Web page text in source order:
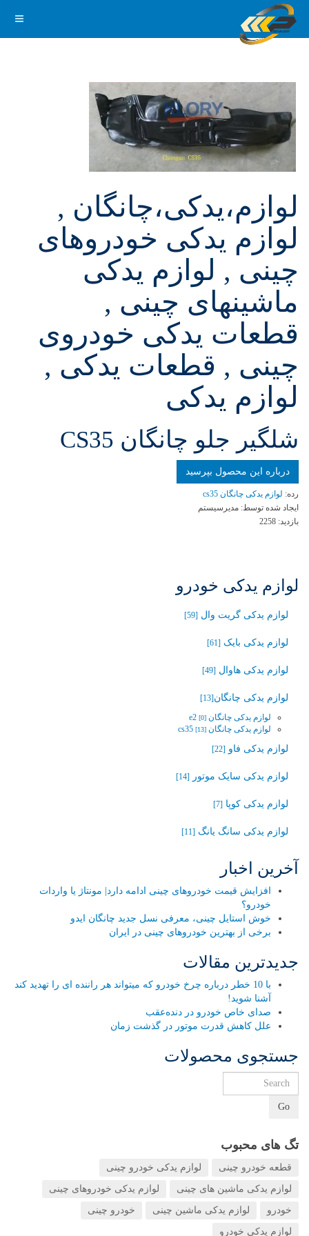
لوازم،یدکی،چانگان ,
لوازم یدکی خودروهای
چینی , لوازم یدکی
ماشینهای چینی ,
قطعات یدکی خودروی
چینی , قطعات یدکی ,
لوازم یدکی
شلگير جلو چانگان CS35
درباره این محصول بپرسید
رده: لوازم یدکی چانگان cs35
ایجاد شده توسط: مدیرسیستم
بازدید: 2258
لوازم یدکی خودرو
لوازم یدکی گریت وال [59]
لوازم یدکی بایک [61]
لوازم یدکی هاوال [49]
لوازم یدکی چانگان‬‎[13]
لوازم یدکی چانگان e2 [0]
لوازم یدکی چانگان cs35 [13]
لوازم یدکی فاو [22]
لوازم یدکی سایک موتور [14]
لوازم یدکی کوپا [7]
لوازم یدکی سانگ یانگ [11]
آخرین اخبار
افزایش قیمت خودروهای چینی ادامه دارد| مونتاژ یا واردات
خودرو؟
خوش استایل چینی، معرفی نسل جدید چانگان ایدو
برخی از بهترین خودروهای چینی در ایران
جدیدترین مقالات
با 10 خطر درباره چرخ خودرو که میتواند هر راننده ای را تهدید کند
آشنا شوید!
صدای خاص خودرو در دنده‌عقب
علل کاهش قدرت موتور در گذشت زمان
جستجوی محصولات
Go
تگ های محبوب
قطعه خودرو چینی لوازم یدکی خودرو چینی
لوازم یدکی ماشین های چینی لوازم یدکی خودروهای چینی
خودرو لوازم یدکی ماشین چینی خودرو چینی
لوازم یدکی خودرو